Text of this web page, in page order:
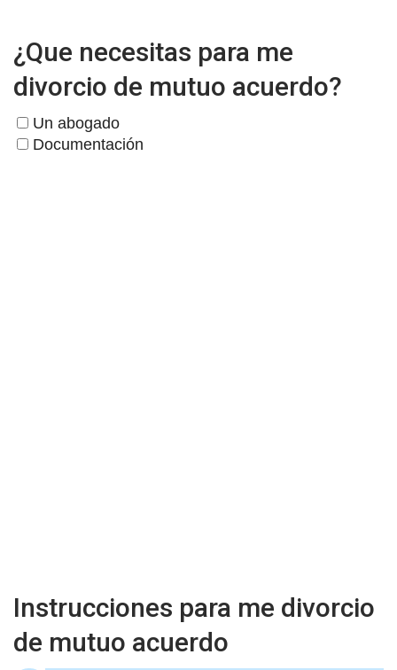
¿Que necesitas para me
divorcio de mutuo acuerdo?
Un abogado
Documentación
Instrucciones para me divorcio
de mutuo acuerdo